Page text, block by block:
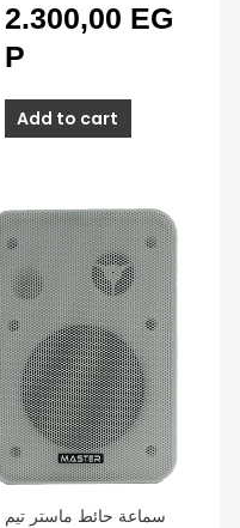
2.300,00 EG
P
Add to cart
سماعة حائط ماستر تيم